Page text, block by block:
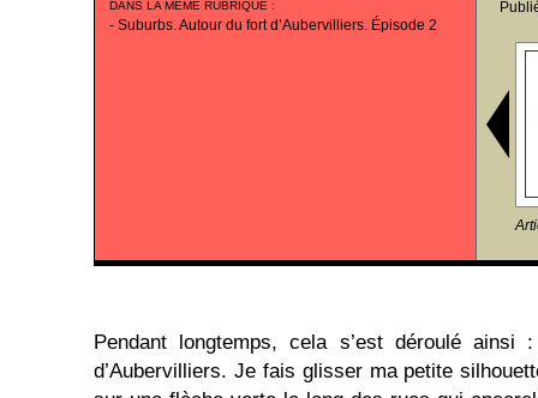
DANS LA MÊME RUBRIQUE :
- Suburbs. Autour du fort d’Aubervilliers. Épisode 2
Pendant longtemps, cela s’est déroulé
d’Aubervilliers. Je fais glisser ma petite